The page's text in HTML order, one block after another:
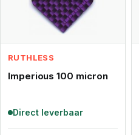
RUTHLESS
Imperious 100 micron
Direct leverbaar